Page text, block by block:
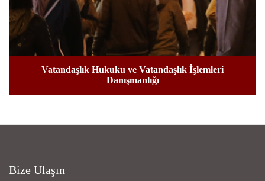
Vatandaşlık Hukuku ve Vatandaşlık İşlemleri
Danışmanlığı
Bize Ulaşın